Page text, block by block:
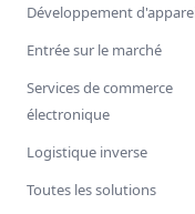
Développement
Entrée sur le marché
Services de commerce
électronique
Logistique inverse
Toutes les solutions